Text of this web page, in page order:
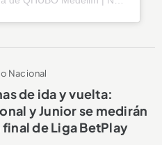
Nacional
de ida y vuelta:
y Junior se medirán
final de Liga BetPlay